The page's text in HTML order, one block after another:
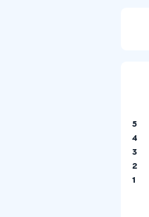
5
4
3
2
1